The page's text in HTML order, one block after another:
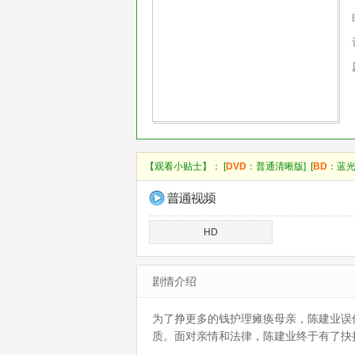
【观看小贴士】： [DVD ：普通清晰版] [BD ：蓝
HD
剧情介绍
为了挣更多的钱护理瘫痪母亲，陈建业
质。面对亲情和法律，陈建业终于有了